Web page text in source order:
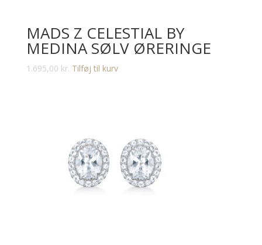
MADS Z CELESTIAL BY
MEDINA SØLV ØRERINGE
1.695,00 kr. Tilføj til kurv